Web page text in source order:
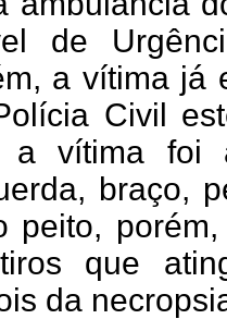
de
a vítima já
Civil
a vítima foi
braço,
peito,
que
da